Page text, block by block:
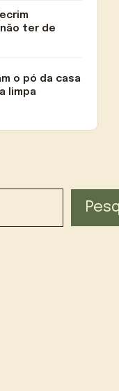
ter de
o pó da casa
limpa